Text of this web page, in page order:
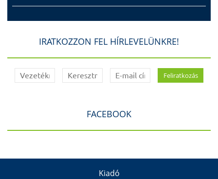
IRATKOZZON FEL HÍRLEVELÜNKRE!
FACEBOOK
Kiadó